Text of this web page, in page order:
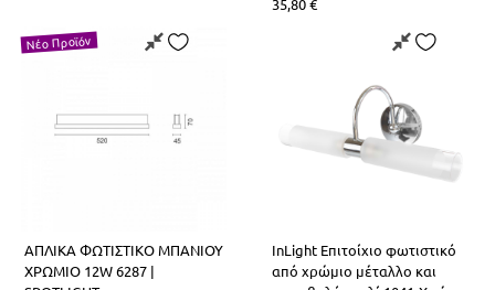
35,80€
Νέο Προϊόν
ΑΠΛΙΚΑ ΦΩΤΙΣΤΙΚΟ ΜΠΑΝΙΟΥ
ΧΡΩΜΙΟ 12W 6287 |
InLight Επιτοίχιο φωτιστικό
από χρώμιο μέταλλο και